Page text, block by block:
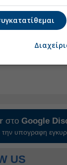
στοGoogle
την υπογραφη
US